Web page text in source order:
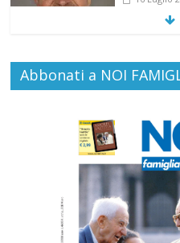
EDITORIA:
DELLA
13 Luglio
“No”
8 Luglio
Abbonati a NOI